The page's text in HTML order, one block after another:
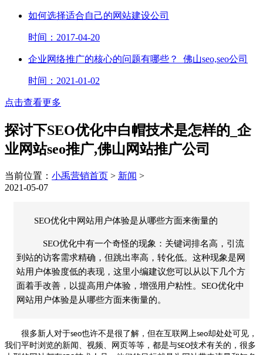
如何选择适合自己的网站建设公司
时间：2017-04-20
企业网络推广的核心的问题有哪些？_佛山seo,seo公司
时间：2021-01-02
点击查看更多
探讨下SEO优化中白帽技术是怎样的_企
业网站seo推广,佛山网站推广公司
当前位置： 小禹营销首页 > 新闻 >
2021-05-07
SEO优化中网站用户体验是从哪些方面来衡量的
SEO优化中有一个奇怪的现象：关键词排名高，引流
到站的访客需求精确，但跳出率高，转化低。这种现象是网
站用户体验度低的表现，这里小编建议您可以从以下几个方
面着手改善，以提高用户体验，增强用户粘性。SEO优化中
网站用户体验是从哪些方面来衡量的。
很多新人对于seo也许不是很了解，但在互联网上seo却处处可见，
我们平时浏览的新闻、视频、网页等等，都是与SEO技术有关的，很多